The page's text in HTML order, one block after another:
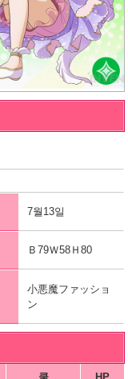
7월13일
Ｂ79Ｗ58Ｈ80
小悪魔ファッショ
ン